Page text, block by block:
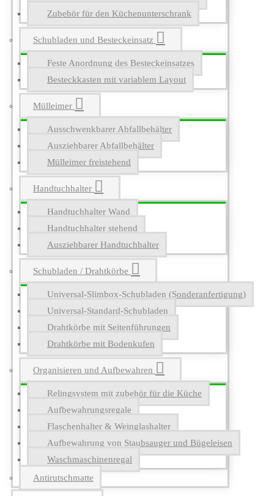
Zubehör für den Küchenunterschrank
Schubladen und Besteckeinsatz
Feste Anordnung des Besteckeinsatzes
Besteckkasten mit variablem Layout
Mülleimer
Ausschwenkbarer Abfallbehälter
Ausziehbarer Abfallbehälter
Mülleimer freistehend
Handtuchhalter
Handtuchhalter Wand
Handtuchhalter stehend
Ausziehbarer Handtuchhalter
Schubladen / Drahtkörbe
Universal-Slimbox-Schubladen (Sonderanfertigung)
Universal-Standard-Schubladen
Drahtkörbe mit Seitenführungen
Drahtkörbe mit Bodenkufen
Organisieren und Aufbewahren
Relingsystem mit zubehör für die Küche
Aufbewahrungsregale
Flaschenhalter & Weinglashalter
Aufbewahrung von Staubsauger und Bügeleisen
Waschmaschinenregal
Antirutschmatte